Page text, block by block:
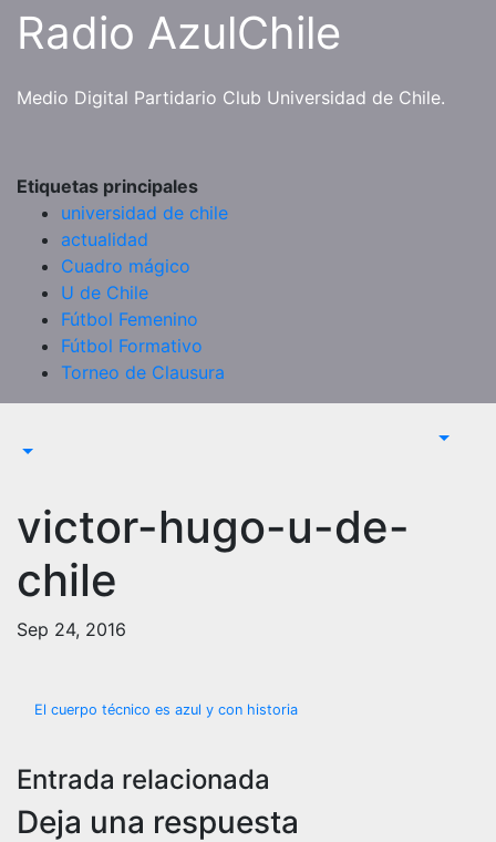
SaltarRadio AzulChile
Medio Digital Partidario Club Universidad de Chile.
Etiquetas principales
universidad de chile
actualidad
Cuadro mágico
U de Chile
Fútbol Femenino
Fútbol Formativo
Torneo de Clausura
victor-hugo-u-de-
chile
Sep 24, 2016
Navegación
de
entradas
El cuerpo técnico es azul y con historia
Entrada relacionada
Deja una respuesta